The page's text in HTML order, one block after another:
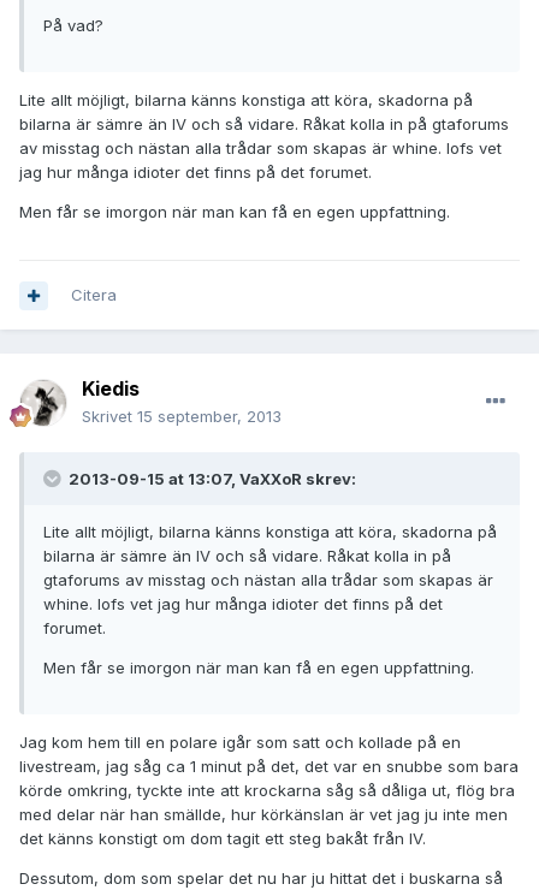
På vad?
Lite allt möjligt, bilarna känns konstiga att köra, skadorna på
bilarna är sämre än IV och så vidare. Råkat kolla in på gtaforums
av misstag och nästan alla trådar som skapas är whine. Iofs vet
jag hur många idioter det finns på det forumet.
Men får se imorgon när man kan få en egen uppfattning.
Citera
Kiedis
Skrivet 15 september, 2013
2013-09-15 at 13:07, VaXXoR skrev:
Lite allt möjligt, bilarna känns konstiga att köra, skadorna på
bilarna är sämre än IV och så vidare. Råkat kolla in på
gtaforums av misstag och nästan alla trådar som skapas är
whine. Iofs vet jag hur många idioter det finns på det
forumet.
Men får se imorgon när man kan få en egen uppfattning.
Jag kom hem till en polare igår som satt och kollade på en
livestream, jag såg ca 1 minut på det, det var en snubbe som bara
körde omkring, tyckte inte att krockarna såg så dåliga ut, flög bra
med delar när han smällde, hur körkänslan är vet jag ju inte men
det känns konstigt om dom tagit ett steg bakåt från IV.
Dessutom, dom som spelar det nu har ju hittat det i buskarna så